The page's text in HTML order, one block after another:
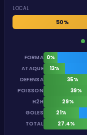
LOCAL
50%
FORMA 0%
ATAQUE
13%
DEFENSA
35%
POISSON
39%
H2H
29%
GOLES
21%
TOTAL
27.4%